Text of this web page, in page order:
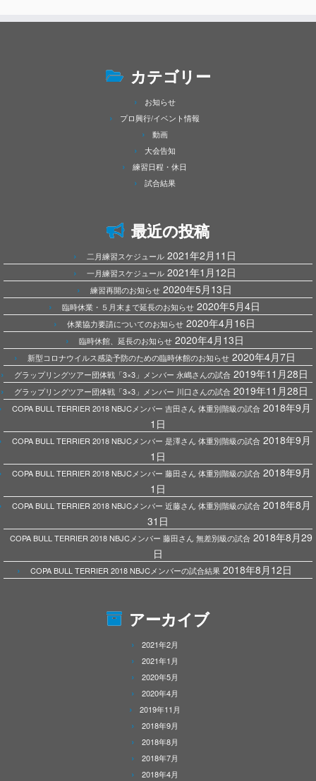
カテゴリー
お知らせ
プロ興行/イベント情報
動画
大会告知
練習日程・休日
試合結果
最近の投稿
二月練習スケジュール 2021年2月11日
一月練習スケジュール 2021年1月12日
練習再開のお知らせ 2020年5月13日
臨時休業・５月末まで延長のお知らせ 2020年5月4日
休業協力要請についてのお知らせ 2020年4月16日
臨時休館、延長のお知らせ 2020年4月13日
新型コロナウイルス感染予防のための臨時休館のお知らせ 2020年4月7日
グラップリングツアー団体戦「3×3」メンバー 永嶋さんの試合 2019年11月28日
グラップリングツアー団体戦「3×3」メンバー 川口さんの試合 2019年11月28日
COPA BULL TERRIER 2018 NBJCメンバー 吉田さん 体重別階級の試合 2018年9月
1日
COPA BULL TERRIER 2018 NBJCメンバー 是澤さん 体重別階級の試合 2018年9月
1日
COPA BULL TERRIER 2018 NBJCメンバー 藤田さん 体重別階級の試合 2018年9月
1日
COPA BULL TERRIER 2018 NBJCメンバー 近藤さん 体重別階級の試合 2018年8月
31日
COPA BULL TERRIER 2018 NBJCメンバー 藤田さん 無差別級の試合 2018年8月29
日
COPA BULL TERRIER 2018 NBJCメンバーの試合結果 2018年8月12日
アーカイブ
2021年2月
2021年1月
2020年5月
2020年4月
2019年11月
2018年9月
2018年8月
2018年7月
2018年4月